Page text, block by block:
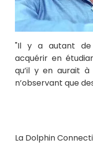
"Il y a autant de
acquérir en
qu’il y en aurait
n’observant que
La Dolphin